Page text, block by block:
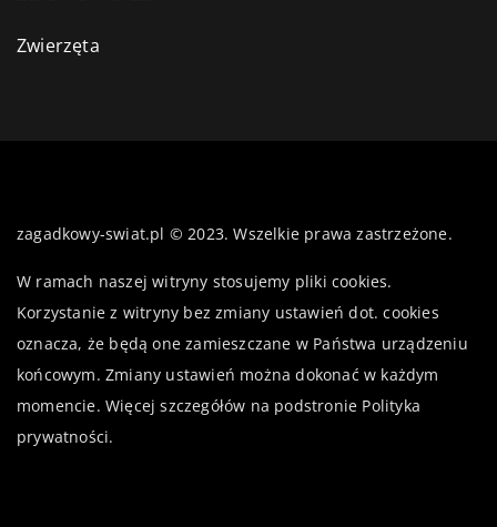
Zwierzęta
zagadkowy-swiat.pl © 2023. Wszelkie prawa zastrzeżone.
W ramach naszej witryny stosujemy pliki cookies.
Korzystanie z witryny bez zmiany ustawień dot. cookies
oznacza, że będą one zamieszczane w Państwa urządzeniu
końcowym. Zmiany ustawień można dokonać w każdym
momencie. Więcej szczegółów na podstronie Polityka
prywatności.